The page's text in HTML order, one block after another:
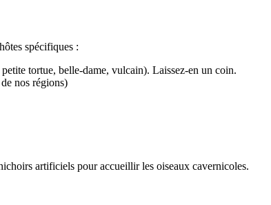
spécifiques :
tortue, belle-dame, vulcain). Laissez-en un coin.
nos régions)
artificiels pour accueillir les oiseaux cavernicoles.